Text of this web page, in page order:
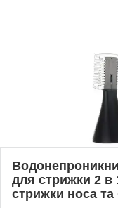
для стрижки 2 в
стрижки носа та